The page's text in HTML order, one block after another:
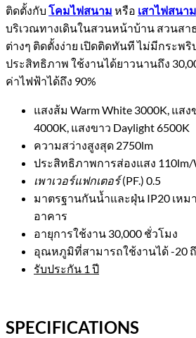
ติดตั้งกับ โคมไฟสนาม หรือ เสาไฟสนาม
บริเวณทางเดินในสวนหน้าบ้าน สวนส
ต่างๆ ติดตั้งง่าย เปิดติดทันที ไม่มีกระพริ
ประสิทธิภาพ ใช้งานได้ยาวนานถึง
ค่าไฟฟ้าได้ถึง 90%
แสงส้ม Warm White 3000K, แส
4000K, แสงขาว Daylight 6500K
ความสว่างสูงสุด 2750lm
ประสิทธิภาพการส่องแสง 110lm/
เพาเวอร์แฟกเตอร์(PF.) 0.5
มาตรฐานกันน้ำและฝุ่น IP20 เห
อาคาร
อายุการใช้งาน 30,000 ชั่วโมง
อุณหภูมิที่สามารถใช้งานได้ -20 ถึ
รับประกัน 1 ปี
SPECIFICATIONS